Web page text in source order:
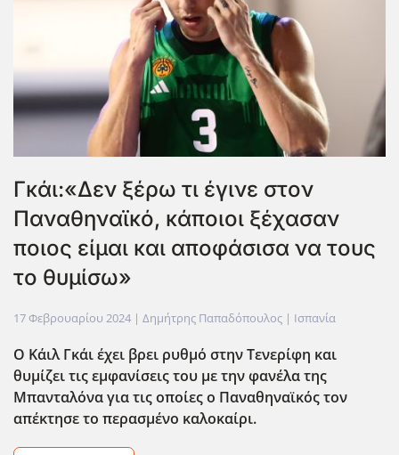
Γκάι:«Δεν ξέρω τι έγινε στον
Παναθηναϊκό, κάποιοι ξέχασαν
ποιος είμαι και αποφάσισα να τους
το θυμίσω»
17 Φεβρουαρίου 2024 | Δημήτρης Παπαδόπουλος | Ισπανία
Ο Κάιλ Γκάι έχει βρει ρυθμό στην Τενερίφη και
θυμίζει τις εμφανίσεις του με την φανέλα της
Μπανταλόνα για τις οποίες ο Παναθηναϊκός τον
απέκτησε το περασμένο καλοκαίρι.